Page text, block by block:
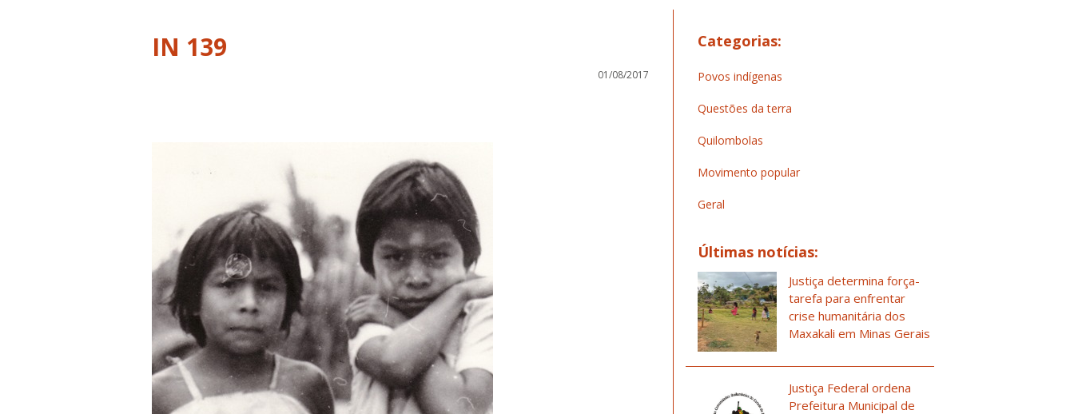
IN 139
01/08/2017
Categorias:
Povos indígenas
Questões da terra
Quilombolas
Movimento popular
Geral
Últimas notícias:
Justiça determina força-
tarefa para enfrentar
crise humanitária dos
Maxakali em Minas Gerais
Justiça Federal ordena
Prefeitura Municipal de